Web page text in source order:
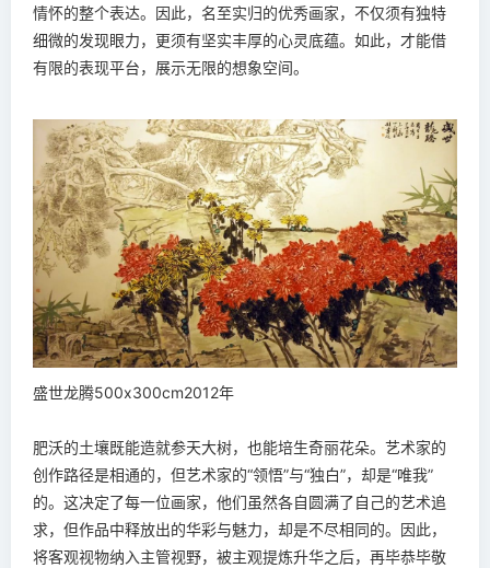
情怀的整个表达。因此，名至实归的优秀画家，不仅须有独特
细微的发现眼力，更须有坚实丰厚的心灵底蕴。如此，才能借
有限的表现平台，展示无限的想象空间。
盛世龙腾500x300cm2012年
肥沃的土壤既能造就参天大树，也能培生奇丽花朵。艺术家的
创作路径是相通的，但艺术家的“领悟”与“独白”，却是“唯我”
的。这决定了每一位画家，他们虽然各自圆满了自己的艺术追
求，但作品中释放出的华彩与魅力，却是不尽相同的。因此，
将客观视物纳入主管视野，被主观提炼升华之后，再毕恭毕敬